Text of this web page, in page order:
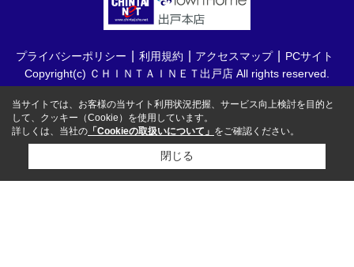
プライバシーポリシー 利用規約 アクセスマップ
PCサイト
Copyright(c) ＣＨＩＮＴＡＩＮＥＴ出戸店 All rights reserved.
当サイトでは、お客様の当サイト利用状況把握、サービス向上検討を目的と
して、クッキー（Cookie）を使用しています。
詳しくは、当社の 「Cookieの取扱いについて」 をご確認ください。
閉じる